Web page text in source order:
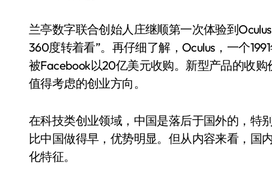
兰亭数字联合创始人庄继顺第一次体验到
360度转着看”。再仔细了解，Oculus，一个
被Facebook以20亿美元收购。新型产品的收
值得考虑的创业方向。
在科技类创业领域，中国是落后于国外的，特
比中国做得早，优势明显。但从内容来看，国
化特征。